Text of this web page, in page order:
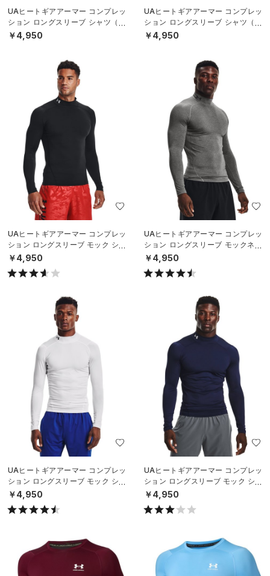
UAヒートギアアーマー コンプレッ
ション ロングスリーブ シャツ（ト
レーニング/MEN）
￥4,950
UAヒートギアアーマー コンプレッ
ション ロングスリーブ シャツ（ト
レーニング/MEN）
￥4,950
UAヒートギアアーマー コンプレッ
ション ロングスリーブ モック シャ
ツ（トレーニング/MEN）
￥4,950
UAヒートギアアーマー コンプレッ
ション ロングスリーブ モックネッ
ク シャツ（トレーニング/MEN）
￥4,950
UAヒートギアアーマー コンプレッ
ション ロングスリーブ モック シャ
ツ（トレーニング/MEN）
￥4,950
UAヒートギアアーマー コンプレッ
ション ロングスリーブ モック シャ
ツ（トレーニング/MEN）
￥4,950